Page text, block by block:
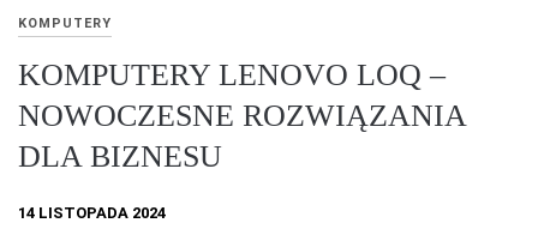
KOMPUTERY
KOMPUTERY LENOVO LOQ –
NOWOCZESNE ROZWIĄZANIA
DLA BIZNESU
14 LISTOPADA 2024